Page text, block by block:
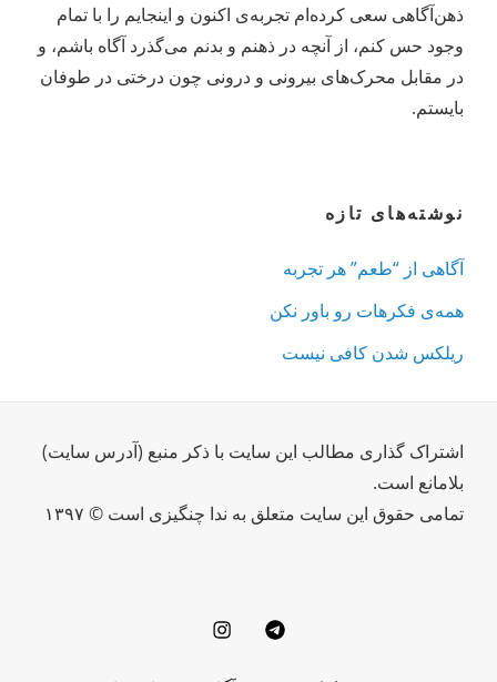
ذهن‌آگاهی سعی کرده‌ام تجربه‌ی اکنون و اینجایم را با تمام
وجود حس کنم، از آنچه در ذهنم و بدنم می‌گذرد آگاه باشم، و
در مقابل محرک‌های بیرونی و درونی چون درختی در طوفان
بایستم.
نوشته‌های تازه
آگاهی از “طعم” هر تجربه
همه‌ی فکرهات رو باور نکن
ریلکس شدن کافی نیست
اشتراک گذاری مطالب این سایت با ذکر منبع (آدرس سایت)
بلامانع است.
تمامی حقوق این سایت متعلق به ندا چنگیزی است © ۱۳۹۷
Telegram
Instagram